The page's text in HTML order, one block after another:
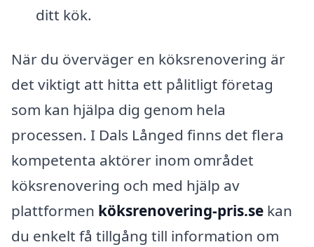
ditt kök.
När du överväger en köksrenovering är
det viktigt att hitta ett pålitligt företag
som kan hjälpa dig genom hela
processen. I Dals Långed finns det flera
kompetenta aktörer inom området
köksrenovering och med hjälp av
plattformen köksrenovering-pris.se kan
du enkelt få tillgång till information om